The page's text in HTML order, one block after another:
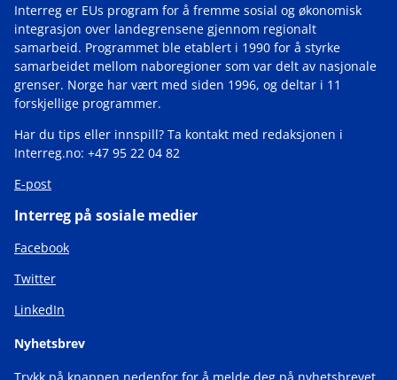
Interreg er EUs program for å fremme sosial og økonomisk
integrasjon over landegrensene gjennom regionalt
samarbeid. Programmet ble etablert i 1990 for å styrke
samarbeidet mellom naboregioner som var delt av nasjonale
grenser. Norge har vært med siden 1996, og deltar i 11
forskjellige programmer.
Har du tips eller innspill? Ta kontakt med redaksjonen i
Interreg.no: +47 95 22 04 82
E-post
Interreg på sosiale medier
Facebook
Twitter
LinkedIn
Nyhetsbrev